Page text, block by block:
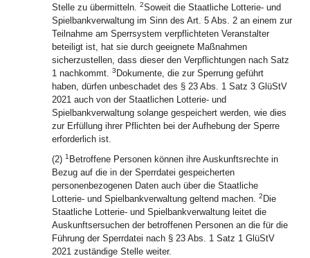
Stelle zu übermitteln. 2Soweit die Staatliche Lotterie- und
Spielbankverwaltung im Sinn des Art. 5 Abs. 2 an einem zur
Teilnahme am Sperrsystem verpflichteten Veranstalter
beteiligt ist, hat sie durch geeignete Maßnahmen
sicherzustellen, dass dieser den Verpflichtungen nach Satz
1 nachkommt. 3 Dokumente, die zur Sperrung geführt
haben, dürfen unbeschadet des § 23 Abs. 1 Satz 3 GlüStV
2021 auch von der Staatlichen Lotterie- und
Spielbankverwaltung solange gespeichert werden, wie dies
zur Erfüllung ihrer Pflichten bei der Aufhebung der Sperre
erforderlich ist.
(2) 1 Betroffene Personen können ihre Auskunftsrechte in
Bezug auf die in der Sperrdatei gespeicherten
personenbezogenen Daten auch über die Staatliche
Lotterie- und Spielbankverwaltung geltend machen. 2 Die
Staatliche Lotterie- und Spielbankverwaltung leitet die
Auskunftsersuchen der betroffenen Personen an die für die
Führung der Sperrdatei nach § 23 Abs. 1 Satz 1 GlüStV
2021 zuständige Stelle weiter.